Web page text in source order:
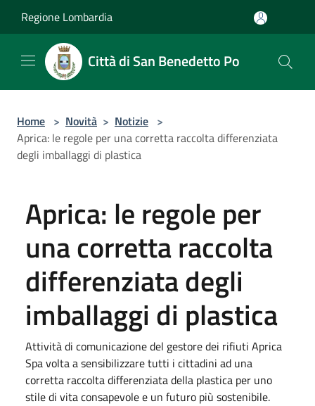
Regione Lombardia
Città di San Benedetto Po
Home > Novità > Notizie >
Aprica: le regole per una corretta raccolta differenziata
degli imballaggi di plastica
Aprica: le regole per
una corretta raccolta
differenziata degli
imballaggi di plastica
Attività di comunicazione del gestore dei rifiuti Aprica
Spa volta a sensibilizzare tutti i cittadini ad una
corretta raccolta differenziata della plastica per uno
stile di vita consapevole e un futuro più sostenibile.